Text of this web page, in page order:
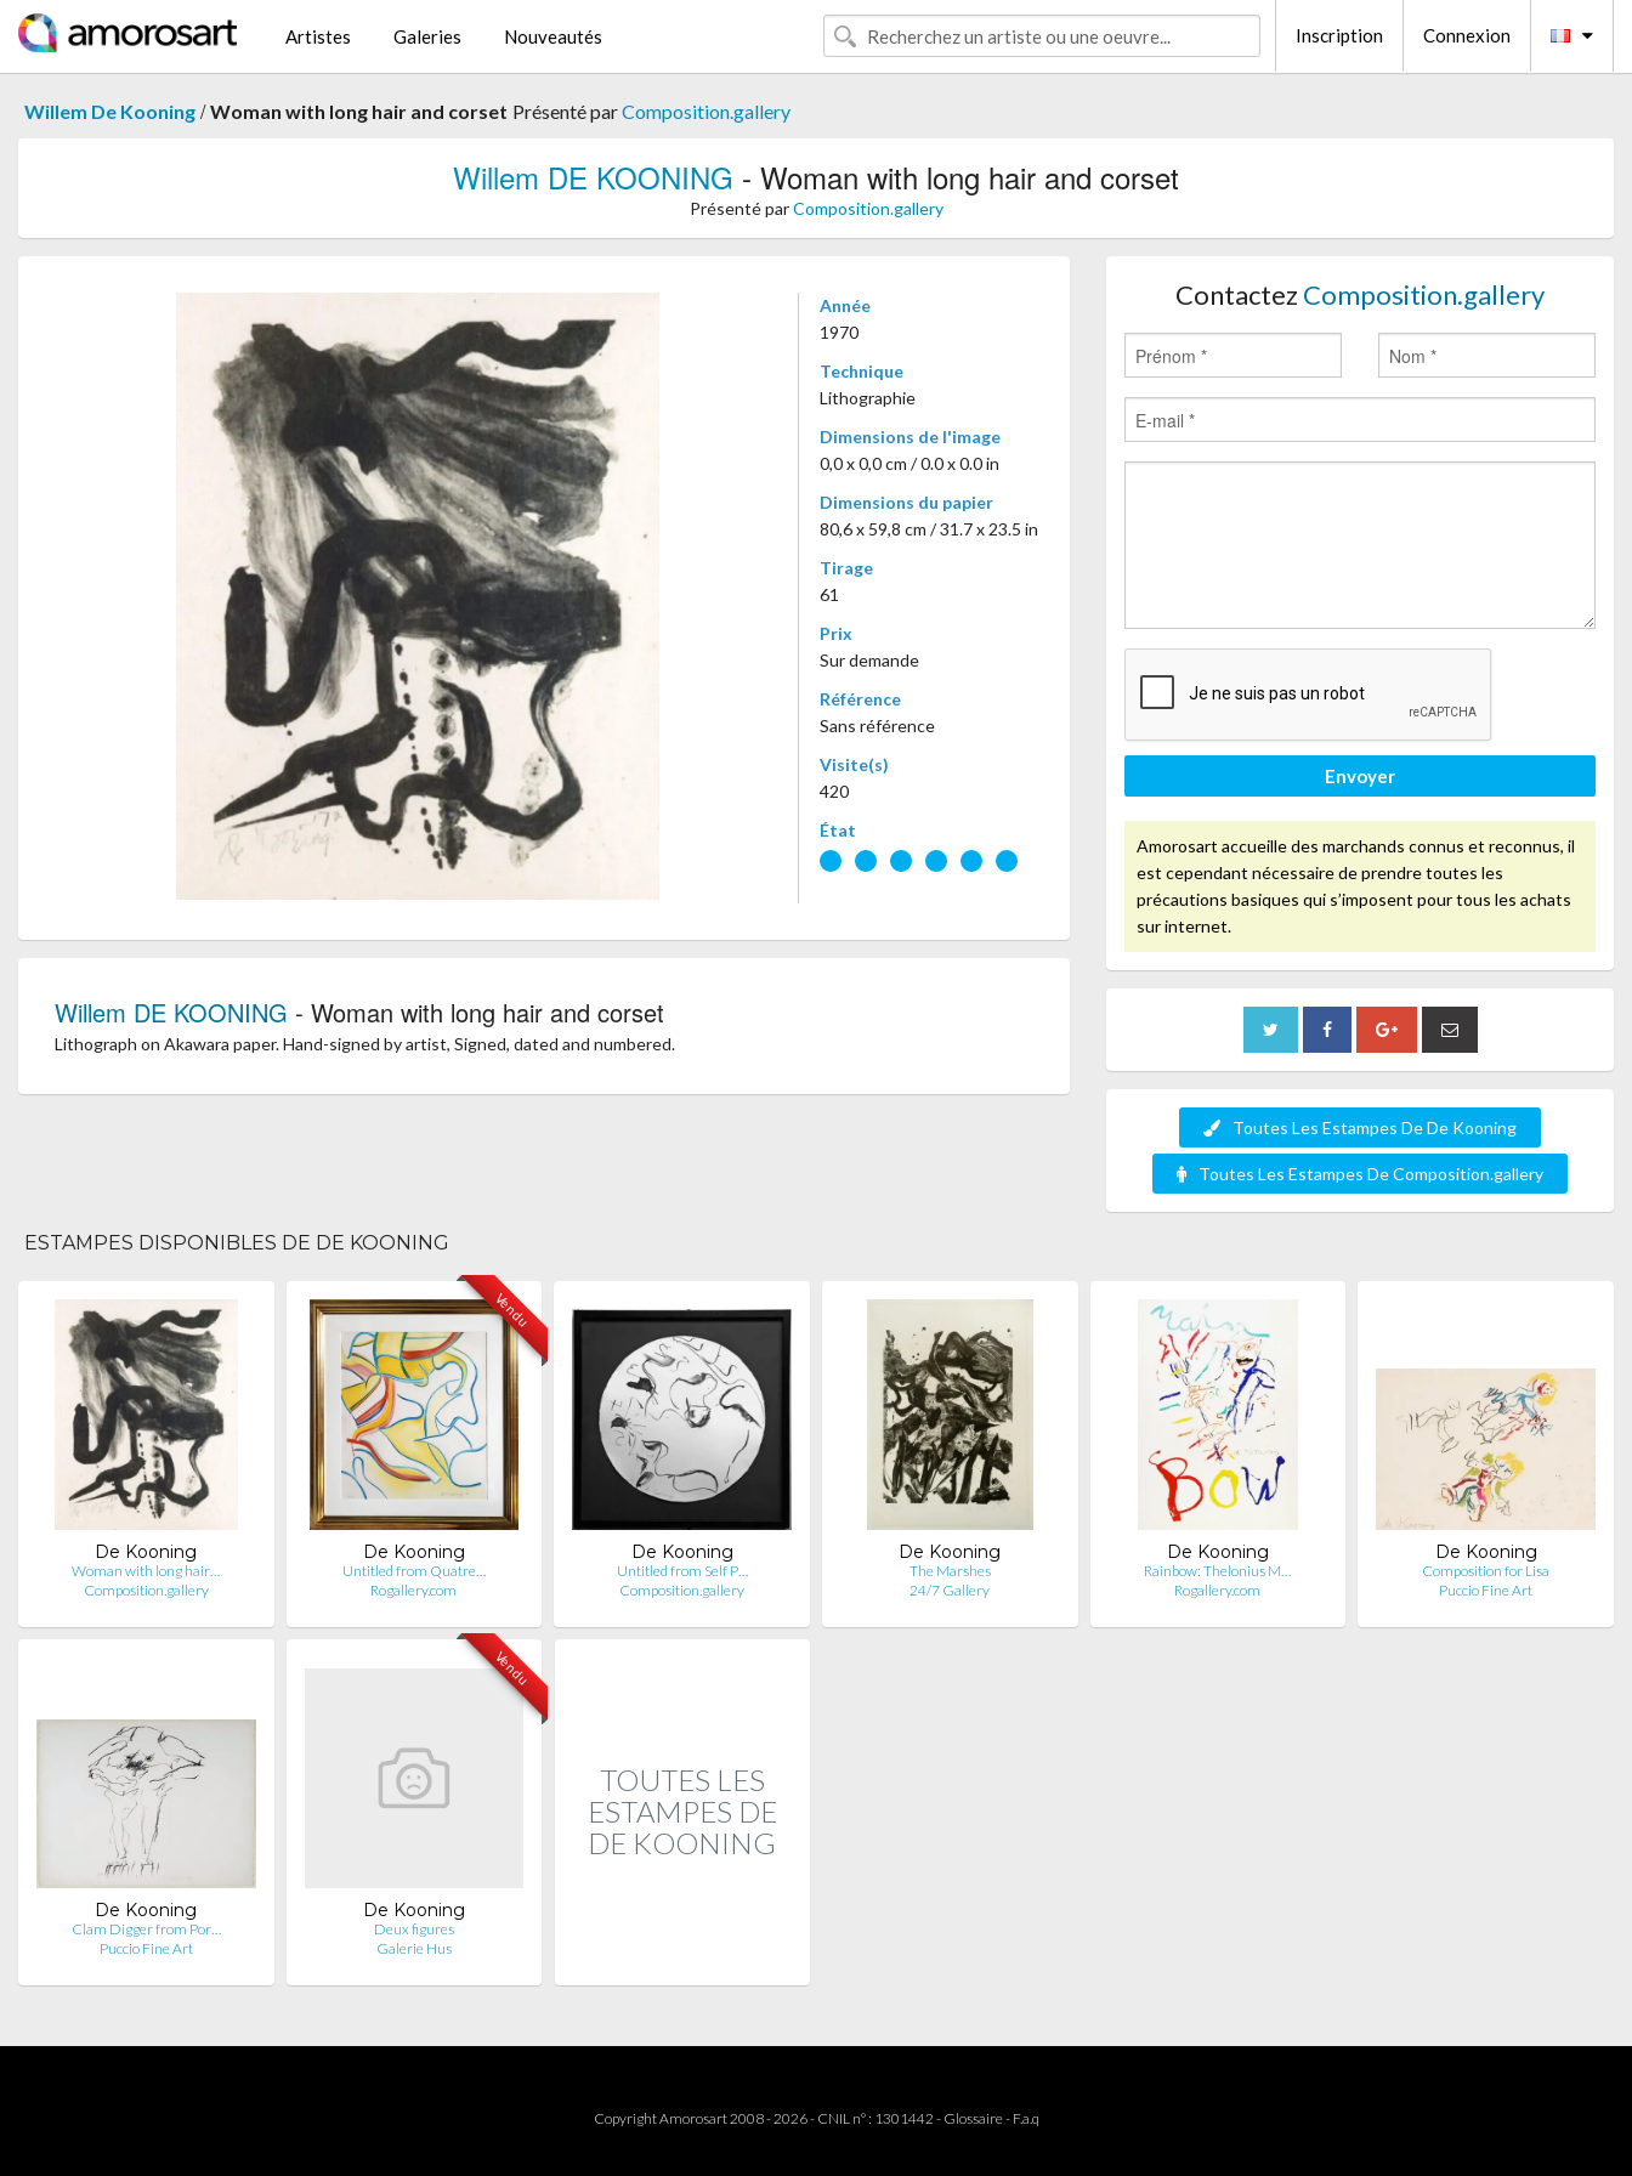
Artistes Galeries Nouveautés Inscription Connexion
Willem De Kooning /Woman with long hair and corset Présenté parComposition.gallery
Willem DE KOONING - Woman with long hair and corset
Présenté parComposition.gallery
Année
1970
Technique
Lithographie
Dimensions de l'image
0,0 x 0,0 cm / 0.0 x 0.0 in
Dimensions du papier
80,6 x 59,8 cm / 31.7 x 23.5 in
Tirage
61
Prix
Sur demande
Référence
Sans référence
Visite(s)
420
État
Willem DE KOONING - Woman with long hair and corset
Lithograph on Akawara paper. Hand-signed by artist, Signed, dated and numbered.
Contactez Composition.gallery
Envoyer
Amorosart accueille des marchands connus et reconnus, il
est cependant nécessaire de prendre toutes les
précautions basiques qui s’imposent pour tous les achats
sur internet.
Toutes Les Estampes De De Kooning
Toutes Les Estampes De Composition.gallery
ESTAMPES DISPONIBLES DE DE KOONING
De Kooning
Woman with long hair…
Composition.gallery
Vendu
De Kooning
Untitled from Quatre…
Rogallery.com
De Kooning
Untitled from Self P…
Composition.gallery
De Kooning
The Marshes
24/7 Gallery
De Kooning
Rainbow: Thelonius M…
Rogallery.com
De Kooning
Composition for Lisa
Puccio Fine Art
De Kooning
Clam Digger from Por…
Puccio Fine Art
Vendu
De Kooning
Deux figures
Galerie Hus
TOUTES LES
ESTAMPES DE
DE KOONING
Copyright Amorosart 2008 - 2026 - CNIL n° : 1301442 - Glossaire- F.a.q